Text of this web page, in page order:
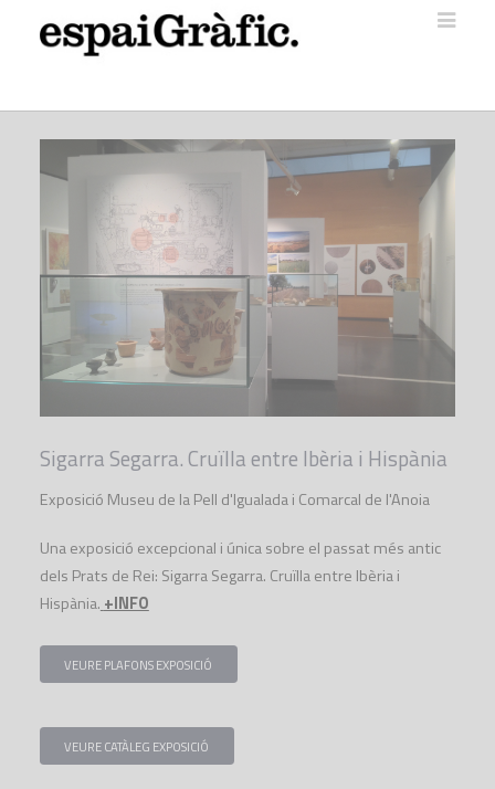
Sigarra Segarra. Cruïlla entre Ibèria i Hispània
Exposició Museu de la Pell d'Igualada i Comarcal de l'Anoia
Una exposició excepcional i única sobre el passat més antic
dels Prats de Rei: Sigarra Segarra. Cruïlla entre Ibèria i
Hispània.+INFO
VEURE PLAFONS EXPOSICIÓ
VEURE CATÀLEG EXPOSICIÓ